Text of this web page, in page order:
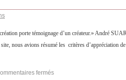
porte témoignage d’un créateur.» André
nous avions résumé les critères d’appréciation
fermés